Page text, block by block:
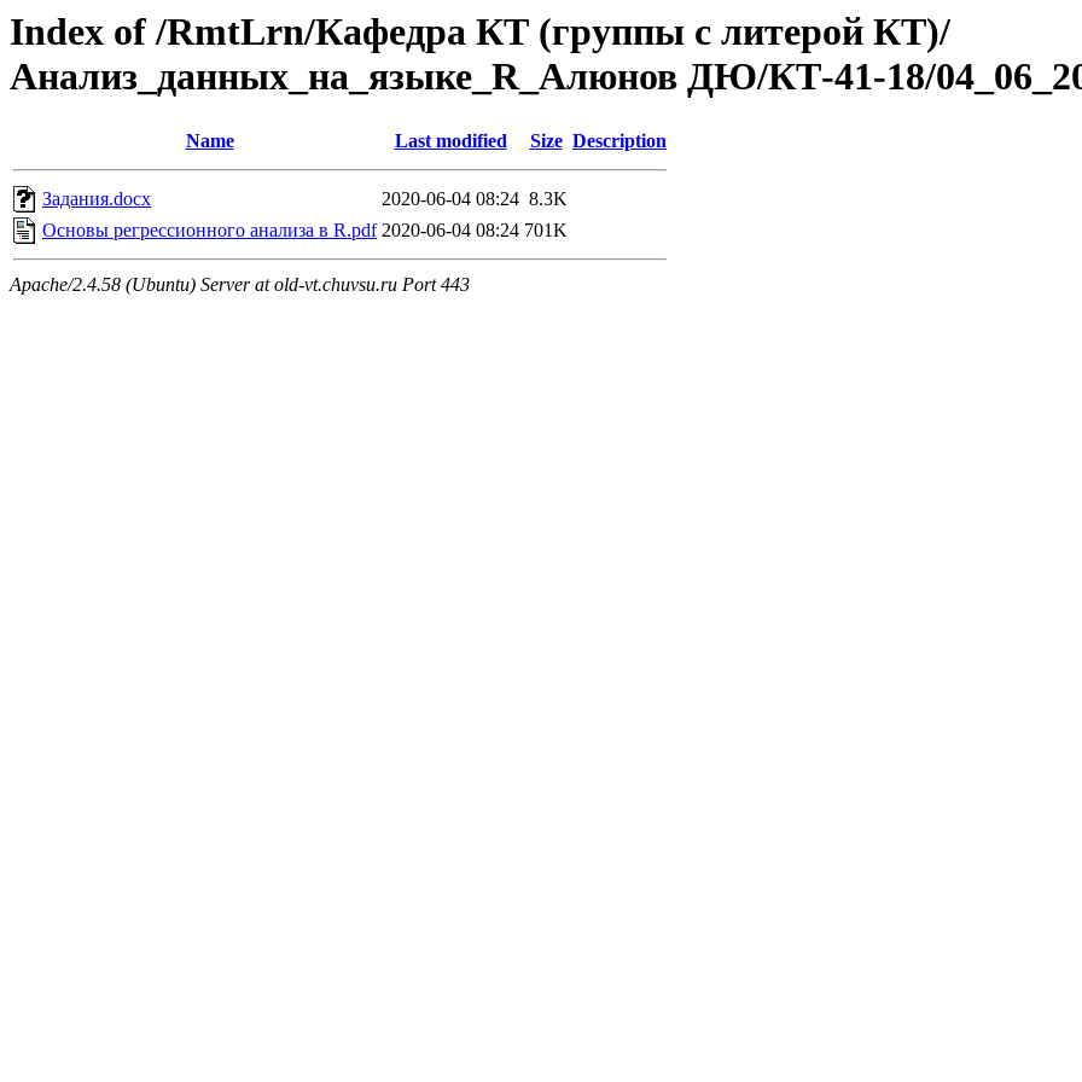
Index of /RmtLrn/Кафедра КТ (группы с литерой КТ)/
Анализ_данных_на_языке_R_Алюнов ДЮ/КТ-41-18/
Name Last modified Size Description
Задания.docx 2020-06-04 08:24 8.3K
Основы регрессионного анализа в R.pdf 2020-06-04 08:24 701K
Apache/2.4.58 (Ubuntu) Server at old-vt.chuvsu.ru Port 443